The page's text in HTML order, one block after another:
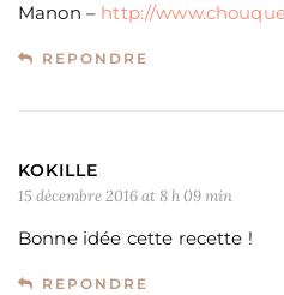
Manon – http://
REPONDRE
KOKILLE
15 décembre 2016 at 8 h 09 min
Bonne idée cette recette !
REPONDRE